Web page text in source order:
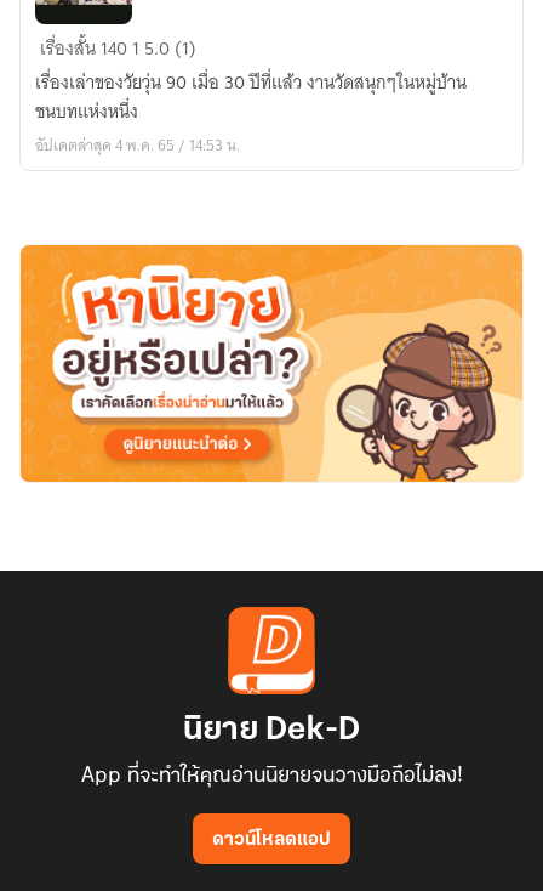
เรื่อง
เล่า
วัน
วาน
ตอน
เรื่องสั้น1401 5.0 (1)
เรื่องเล่าของวัยวุ่น 90 เมื่อ 30 ปีที่แล้ว งานวัดสนุกๆในหมู่บ้าน
ชนบทแห่งหนึ่ง
อัปเดตล่าสุด 4 พ.ค. 65 / 14:53 น.
นิยาย Dek-D
App ที่จะทำให้คุณอ่านนิยายจนวางมือถือไม่ลง!
ดาวน์โหลดแอป